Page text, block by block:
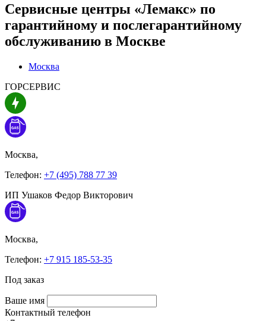
Сервисные центры «Лемакс» по
гарантийному и послегарантийному
обслуживанию в Москве
Москва
ГОРСЕРВИС
Москва,
Телефон: +7 (495) 788 77 39
ИП Ушаков Федор Викторович
Москва,
Телефон: +7 915 185-53-35
Под заказ
Ваше имя
Контактный телефон